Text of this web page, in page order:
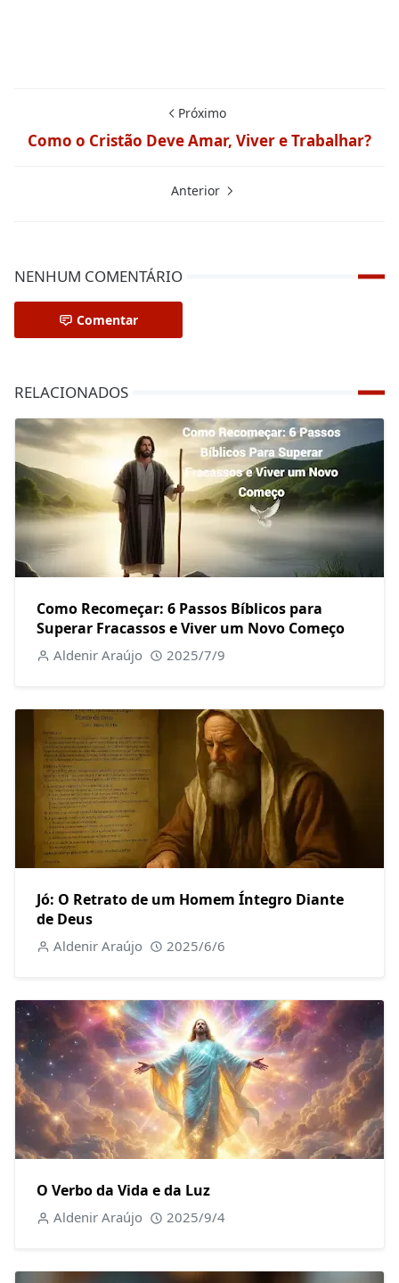
Próximo
Como o Cristão Deve Amar, Viver e Trabalhar?
Anterior
NENHUM COMENTÁRIO
Comentar
RELACIONADOS
Como Recomeçar: 6 Passos Bíblicos para
Superar Fracassos e Viver um Novo Começo
Aldenir Araújo 2025/7/9
Jó: O Retrato de um Homem Íntegro Diante
de Deus
Aldenir Araújo 2025/6/6
O Verbo da Vida e da Luz
Aldenir Araújo 2025/9/4